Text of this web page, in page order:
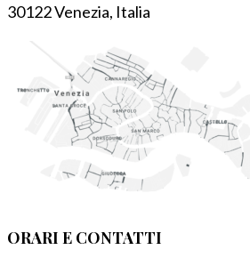
30122 Venezia, Italia
ORARI E CONTATTI